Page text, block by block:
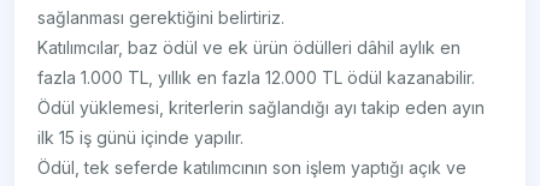
sağlanması gerektiğini belirtiriz.
Katılımcılar, baz ödül ve ek ürün ödülleri dâhil aylık en
fazla 1.000 TL, yıllık en fazla 12.000 TL ödül kazanabilir.
Ödül yüklemesi, kriterlerin sağlandığı ayı takip eden ayın
ilk 15 iş günü içinde yapılır.
Ödül, tek seferde katılımcının son işlem yaptığı açık ve